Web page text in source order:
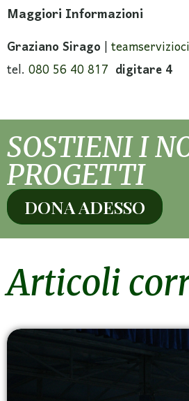
Maggiori Informazioni
Graziano Sirago|
tel.080 56 40 817 digitare 4
SOSTIENI I
PROGETTI
DONA ADESSO
Articoli